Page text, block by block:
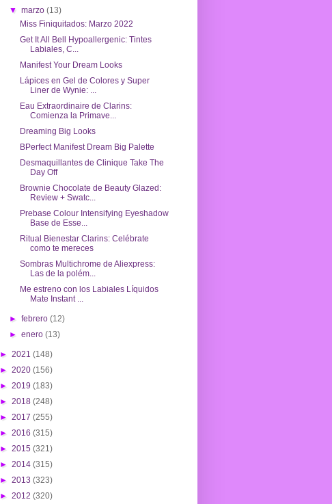
▼marzo(13)
Miss Finiquitados: Marzo 2022
Get It All Bell Hypoallergenic: Tintes
Labiales, C...
Manifest Your Dream Looks
Lápices en Gel de Colores y Super
Liner de Wynie: ...
Eau Extraordinaire de Clarins:
Comienza la Primave...
Dreaming Big Looks
BPerfect Manifest Dream Big Palette
Desmaquillantes de Clinique Take The
Day Off
Brownie Chocolate de Beauty Glazed:
Review + Swatc...
Prebase Colour Intensifying Eyeshadow
Base de Esse...
Ritual Bienestar Clarins: Celébrate
como te mereces
Sombras Multichrome de Aliexpress:
Las de la polém...
Me estreno con los Labiales Líquidos
Mate Instant ...
►febrero(12)
►enero(13)
► 2021 (148)
► 2020 (156)
► 2019 (183)
► 2018 (248)
► 2017 (255)
► 2016 (315)
► 2015 (321)
► 2014 (315)
► 2013 (323)
► 2012 (320)